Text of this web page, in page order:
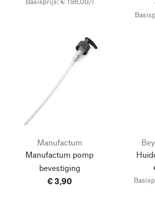
Manufactum
Manufactum pomp
bevestiging
€ 3,90